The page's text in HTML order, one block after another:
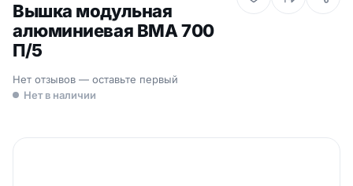
Вышка модульная
алюминиевая ВМА 700
П/5
Нет отзывов — оставьте первый
Нет в наличии